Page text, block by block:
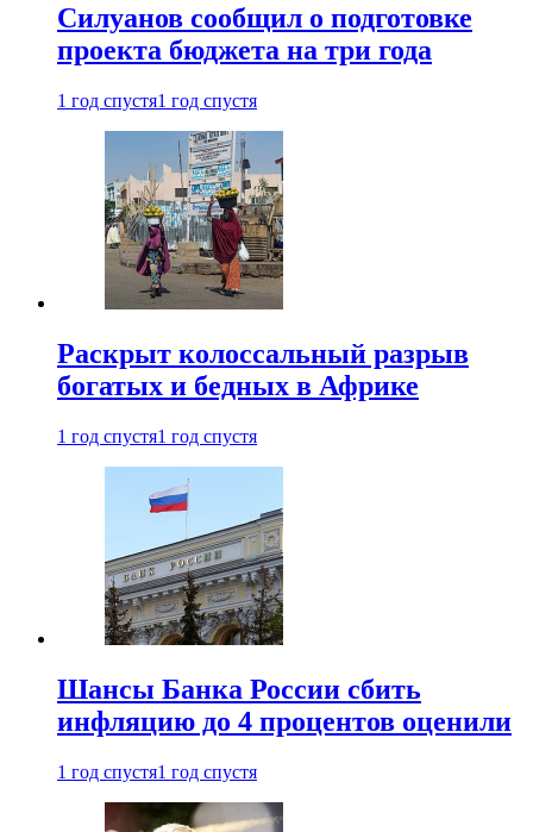
Силуанов сообщил о подготовке
проекта бюджета на три года
1 год спустя1 год спустя
Раскрыт колоссальный разрыв
богатых и бедных в Африке
1 год спустя1 год спустя
Шансы Банка России сбить
инфляцию до 4 процентов оценили
1 год спустя1 год спустя